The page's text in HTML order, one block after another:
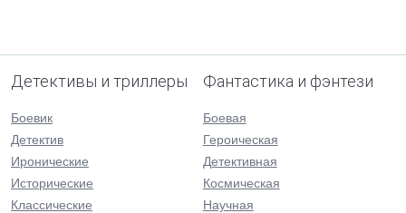
Детективы и триллеры
Боевик
Детектив
Иронические
Исторические
Классические
Фантастика и фэнтези
Боевая
Героическая
Детективная
Космическая
Научная